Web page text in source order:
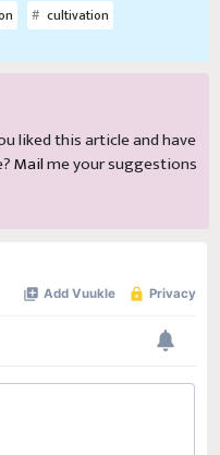
cultivation
liked this article and have
Mailme your suggestions